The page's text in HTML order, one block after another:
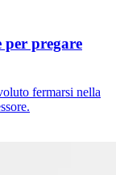
pregare
fermarsi nella